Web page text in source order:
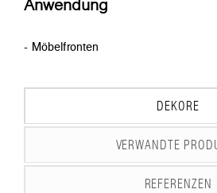
- Möbelfronten
DEKORE
VERWANDTE
REFERENZEN